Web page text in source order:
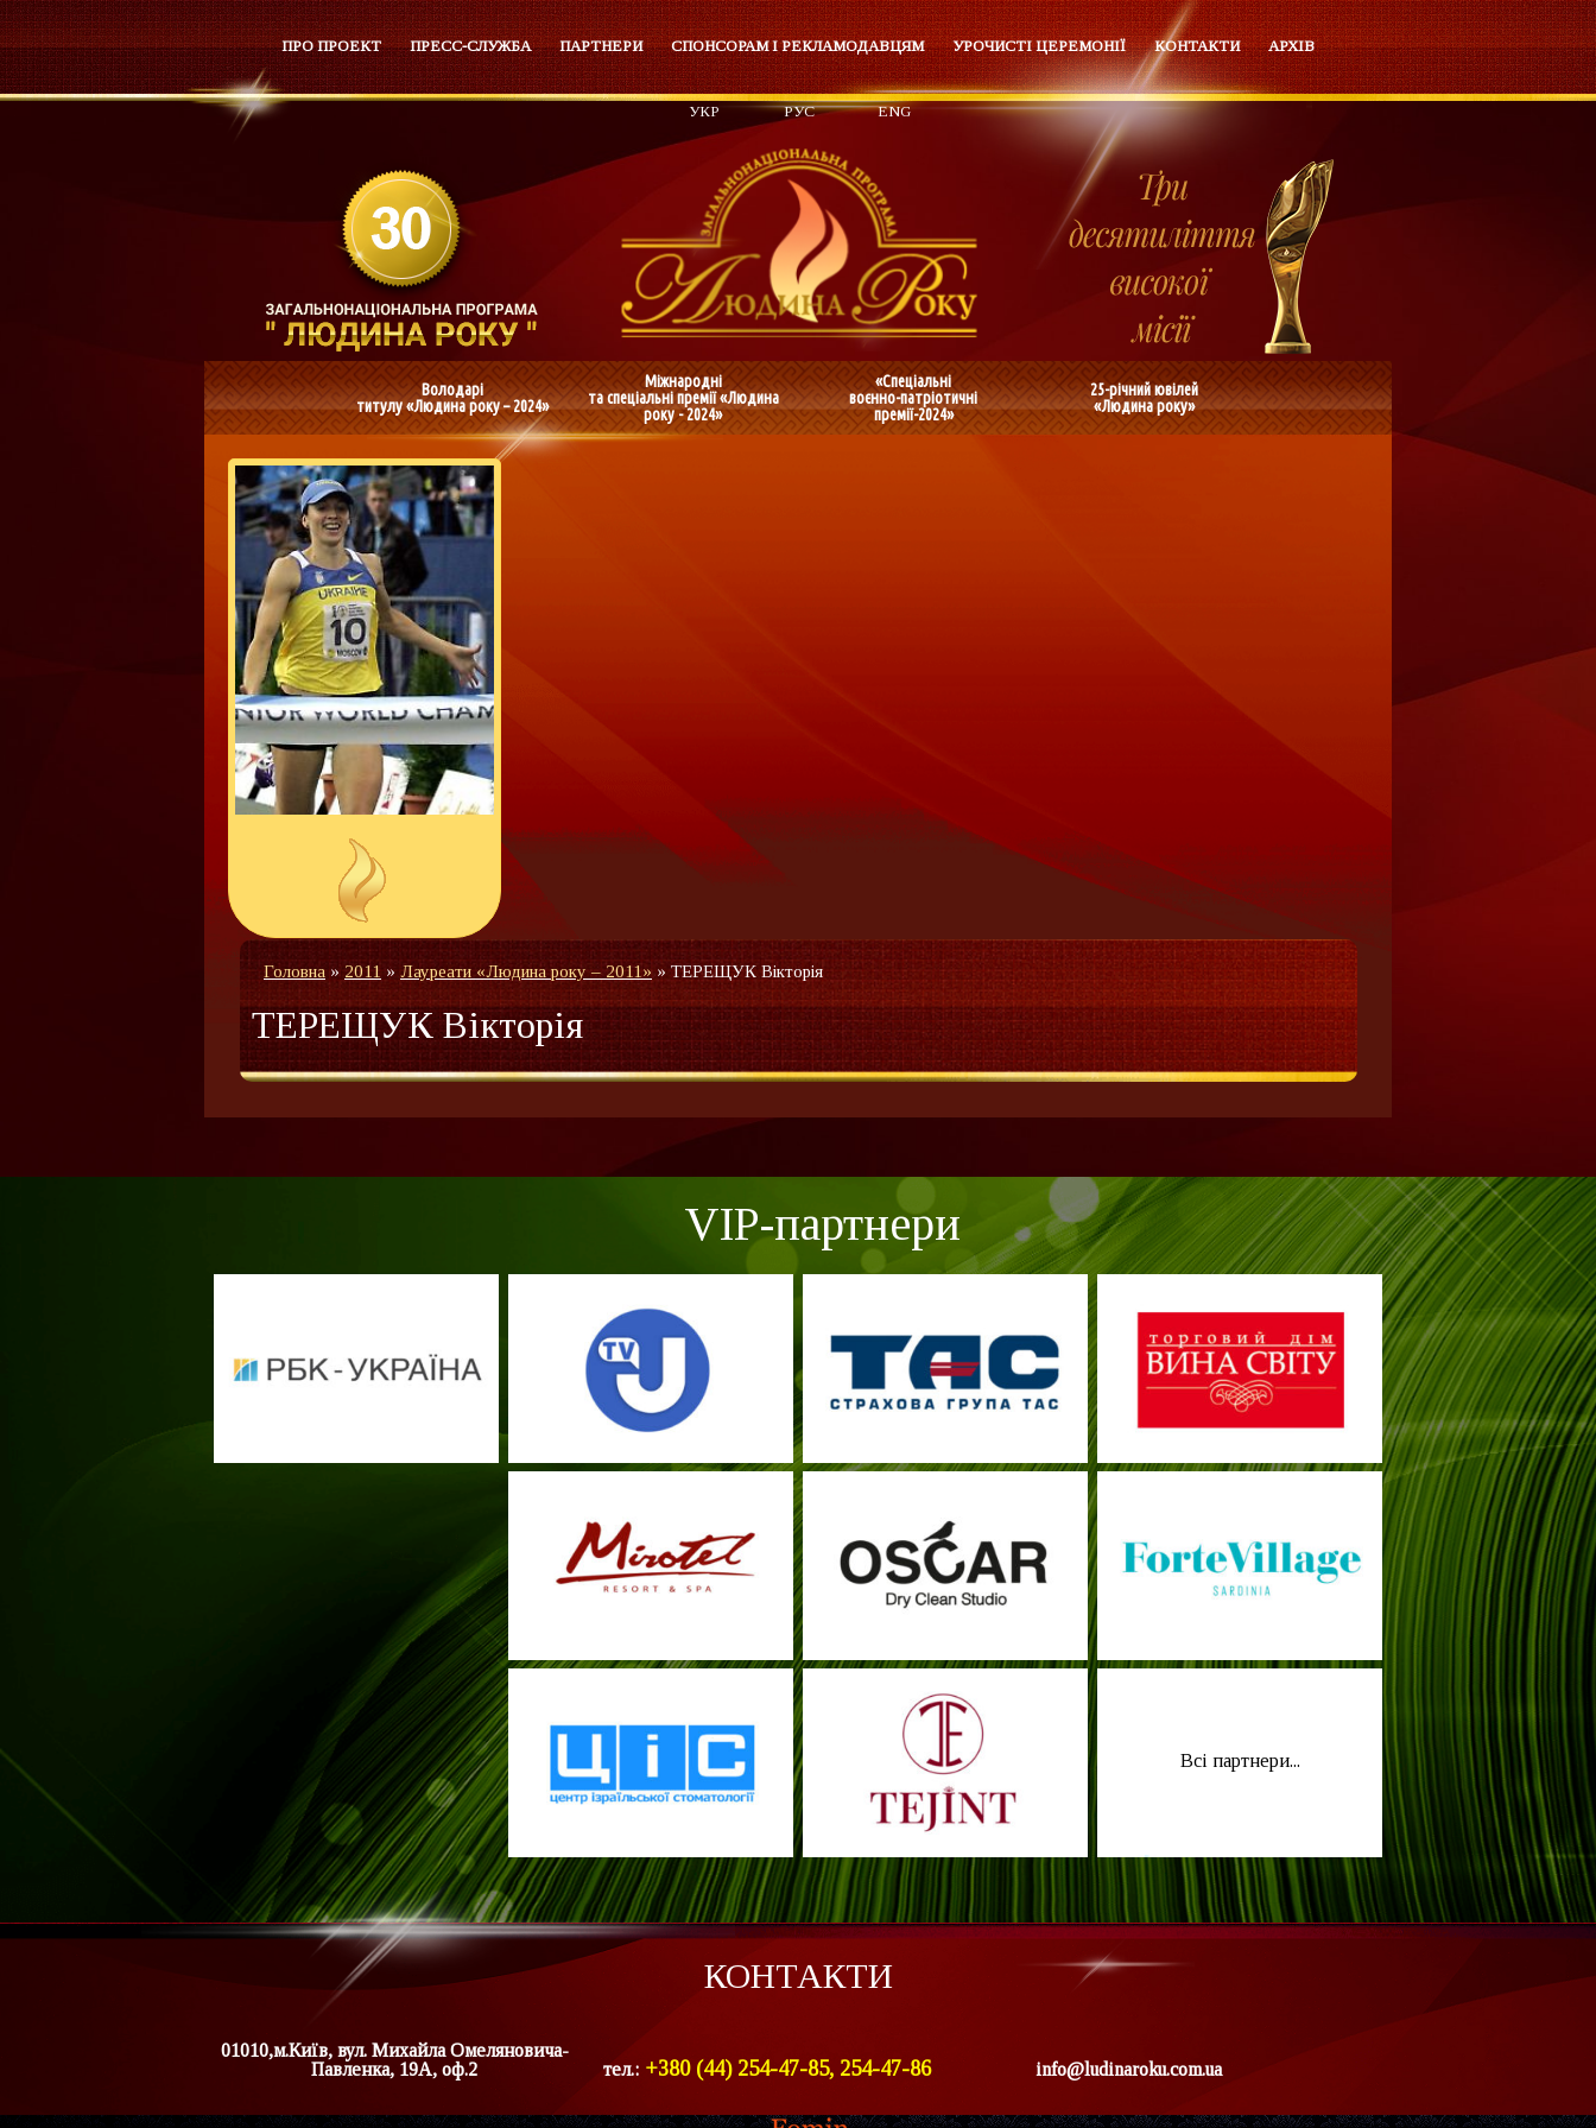
ПРО ПРОЕКТ ПРЕСС-СЛУЖБА ПАРТНЕРИ СПОНСОРАМ І РЕКЛАМОДАВЦЯМ УРОЧИСТІ ЦЕРЕМОНІЇ КОНТАКТИ АРХІВ
УКР РУС ENG
Володарі
титулу «Людина року – 2024»
Міжнародні
та спеціальні премії «Людина
року - 2024»
«Спеціальні
воєнно-патріотичні
премії-2024»
25-річний ювілей
«Людина року»
Головна» 2011 » Лауреати «Людина року – 2011» » ТЕРЕЩУК Вікторія
ТЕРЕЩУК Вікторія
VIP-партнери
Всі партнери...
КОНТАКТИ
01010,м.Київ, вул. Михайла Омеляновича-
Павленка, 19А, оф.2
тел.: +380 (44) 254-47-85, 254-47-86 info@ludinaroku.com.ua